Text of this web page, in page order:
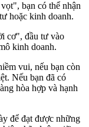
bạn có thể nhận
hoặc kinh doanh.
cơ", đầu tư vào
kinh doanh.
vui, nếu bạn còn
Nếu bạn đã có
hòa hợp và hạnh
để đạt được những